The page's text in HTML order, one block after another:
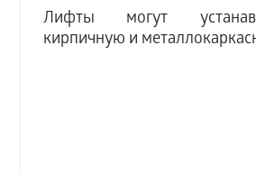
Лифты могут
кирпичную и